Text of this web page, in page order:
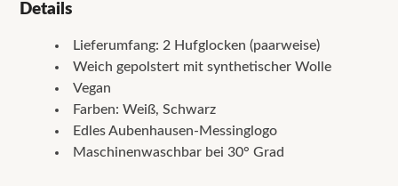
Details
Lieferumfang: 2 Hufglocken (paarweise)
Weich gepolstert mit synthetischer Wolle
Vegan
Farben: Weiß, Schwarz
Edles Aubenhausen-Messinglogo
Maschinenwaschbar bei 30° Grad